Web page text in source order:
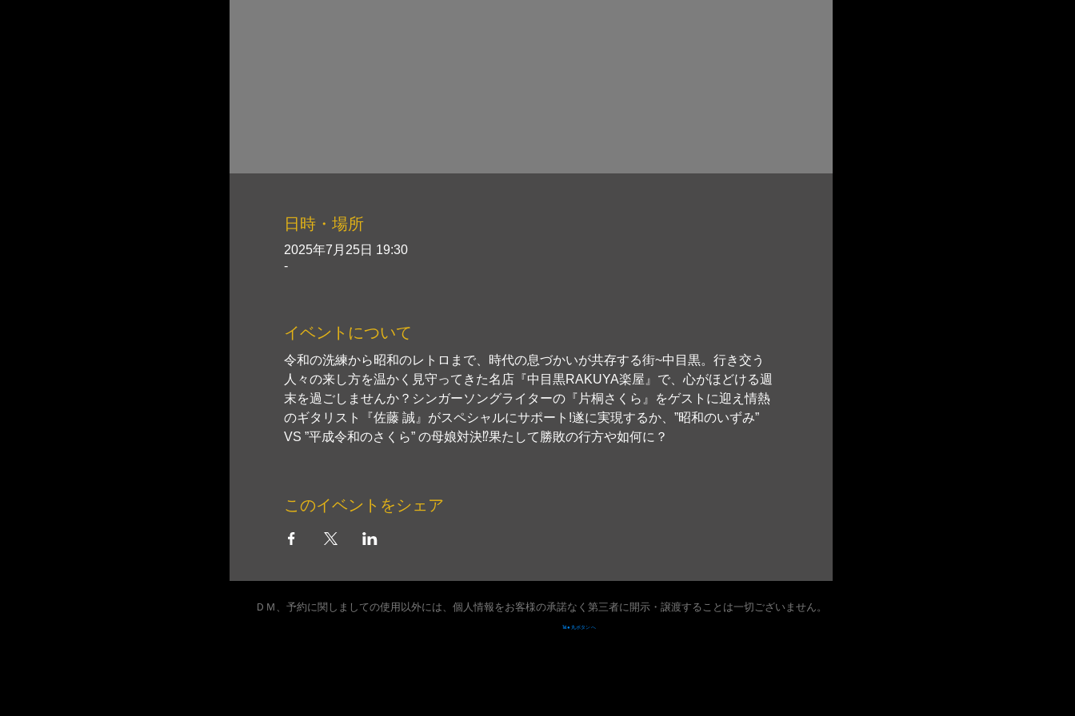
日時・場所
2025年7月25日 19:30
-
イベントについて
令和の洗練から昭和のレトロまで、時代の息づかいが共存する街~中目黒。行き交う
人々の来し方を温かく見守ってきた名店『中目黒RAKUYA楽屋』で、心がほどける週
末を過ごしませんか？シンガーソングライターの『片桐さくら』をゲストに迎え情熱
のギタリスト『佐藤 誠』がスペシャルにサポート!遂に実現するか、”昭和のいずみ”
VS ”平成令和のさくら” の母娘対決⁉果たして勝敗の行方や如何に？
このイベントをシェア
ＤＭ、予約に関しましての使用以外には、個人情報をお客様の承諾なく第三者に開示・譲渡することは一切ございません。
Tel ● 丸ボタン へ